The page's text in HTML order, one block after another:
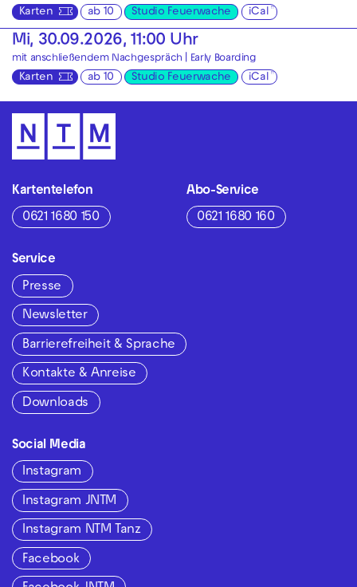
Karten ab 10 Studio Feuerwache iCal
Mi, 30.09.2026, 11:00 Uhr
mit anschließendem Nachgespräch | Early Boarding
Karten ab 10 Studio Feuerwache iCal
Kartentelefon
0621 1680 150
Abo-Service
0621 1680 160
Service
Presse
Newsletter
Barrierefreiheit & Sprache
Kontakte & Anreise
Downloads
Social Media
Instagram
Instagram JNTM
Instagram NTM Tanz
Facebook